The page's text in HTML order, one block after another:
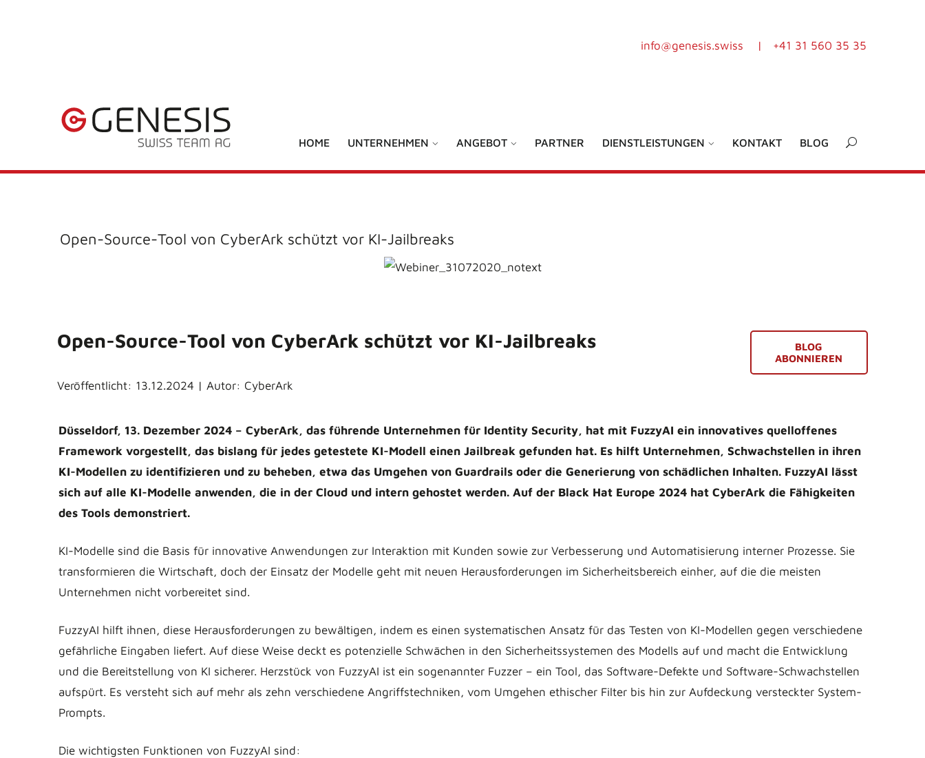
info@genesis.swiss | +41 31 560 35 35
HOME UNTERNEHMEN ANGEBOT PARTNER DIENSTLEISTUNGEN KONTAKT BLOG
Open-Source-Tool von CyberArk schützt vor KI-Jailbreaks
Open-Source-Tool von CyberArk schützt vor KI-Jailbreaks
Veröffentlicht: 13.12.2024 | Autor: CyberArk
BLOG
ABONNIEREN
Düsseldorf, 13. Dezember 2024 – CyberArk, das führende Unternehmen für Identity Security, hat mit FuzzyAI ein innovatives quelloffenes
Framework vorgestellt, das bislang für jedes getestete KI-Modell einen Jailbreak gefunden hat. Es hilft Unternehmen, Schwachstellen in ihren
KI-Modellen zu identifizieren und zu beheben, etwa das Umgehen von Guardrails oder die Generierung von schädlichen Inhalten. FuzzyAI lässt
sich auf alle KI-Modelle anwenden, die in der Cloud und intern gehostet werden. Auf der Black Hat Europe 2024 hat CyberArk die Fähigkeiten
des Tools demonstriert.
KI-Modelle sind die Basis für innovative Anwendungen zur Interaktion mit Kunden sowie zur Verbesserung und Automatisierung interner Prozesse. Sie
transformieren die Wirtschaft, doch der Einsatz der Modelle geht mit neuen Herausforderungen im Sicherheitsbereich einher, auf die die meisten
Unternehmen nicht vorbereitet sind.
FuzzyAI hilft ihnen, diese Herausforderungen zu bewältigen, indem es einen systematischen Ansatz für das Testen von KI-Modellen gegen verschiedene
gefährliche Eingaben liefert. Auf diese Weise deckt es potenzielle Schwächen in den Sicherheitssystemen des Modells auf und macht die Entwicklung
und die Bereitstellung von KI sicherer. Herzstück von FuzzyAI ist ein sogenannter Fuzzer – ein Tool, das Software-Defekte und Software-Schwachstellen
aufspürt. Es versteht sich auf mehr als zehn verschiedene Angriffstechniken, vom Umgehen ethischer Filter bis hin zur Aufdeckung versteckter System-
Prompts.
Die wichtigsten Funktionen von FuzzyAI sind: